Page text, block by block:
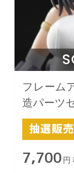
フレーム
造パーツ
ゥルガー
7,700 円